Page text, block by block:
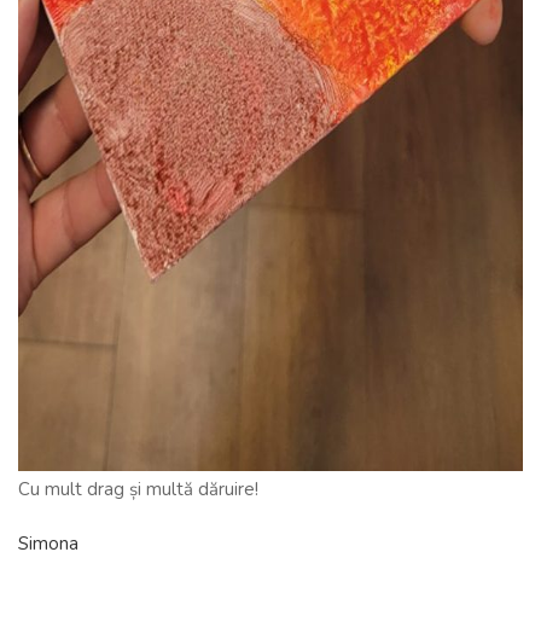
Cu mult drag și multă dăruire!
Simona